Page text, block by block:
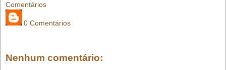
Comentários
0 Comentários
Nenhum comentário: